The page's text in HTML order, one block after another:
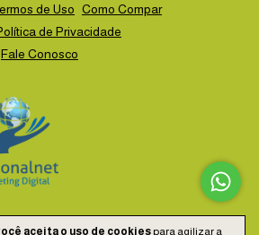
aceita o uso de cookies para agilizar a
de Uso Como Compar
de Privacidade
Fale Conosco